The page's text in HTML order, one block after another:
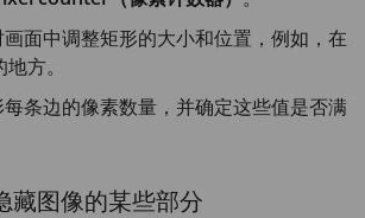
面中调整矩形的大小和位置，例如，在
方。
条边的像素数量，并确定这些值是否满
藏图像的某些部分